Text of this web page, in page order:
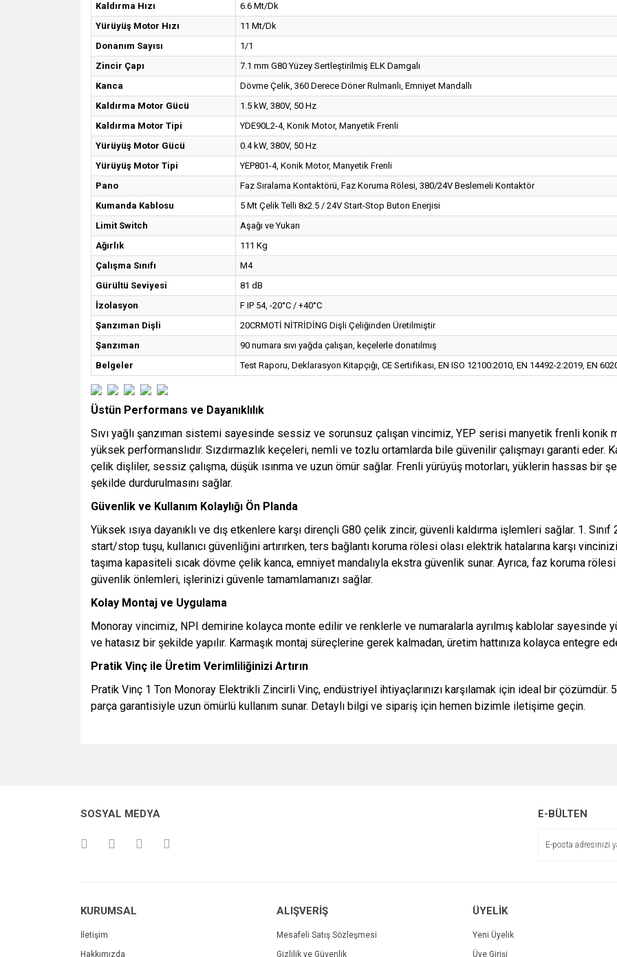
Kaldırma Hızı
6.6 Mt/Dk
Yürüyüş Motor Hızı
11 Mt/Dk
Donanım Sayısı
1/1
Zincir Çapı
7.1 mm G80 Yüzey Sertleştirilmiş ELK Damgalı
Kanca
Dövme Çelik, 360 Derece Döner Rulmanlı, Emniyet Mandallı
Kaldırma Motor Gücü
1.5 kW, 380V, 50 Hz
Kaldırma Motor Tipi
YDE90L2-4, Konik Motor, Manyetik Frenli
Yürüyüş Motor Gücü
0.4 kW, 380V, 50 Hz
Yürüyüş Motor Tipi
YEP801-4, Konik Motor, Manyetik Frenli
Pano
Faz Sıralama Kontaktörü, Faz Koruma Rölesi, 380/24V Beslemeli Kontaktör
Kumanda Kablosu
5 Mt Çelik Telli 8x2.5 / 24V Start-Stop Buton Enerjisi
Limit Switch
Aşağı ve Yukarı
Ağırlık
111 Kg
Çalışma Sınıfı
M4
Gürültü Seviyesi
81 dB
İzolasyon
F IP 54, -20°C / +40°C
Şanzıman Dişli
20CRMOTİ NİTRİDİNG Dişli Çeliğinden Üretilmiştir
Şanzıman
90 numara sıvı yağda çalışan, keçelerle donatılmış
Belgeler
Test Raporu, Deklarasyon Kitapçığı, CE Sertifikası, EN ISO 12100:2010, EN 14492-2:2019, EN
Üstün Performans ve Dayanıklılık
Sıvı yağlı şanzıman sistemi sayesinde sessiz ve sorunsuz çalışan vincimiz, YEP serisi manyetik frenli konik
yüksek performanslıdır. Sızdırmazlık keçeleri, nemli ve tozlu ortamlarda bile güvenilir çalışmayı garanti eder.
çelik dişliler, sessiz çalışma, düşük ısınma ve uzun ömür sağlar. Frenli yürüyüş motorları, yüklerin hassas bir
şekilde durdurulmasını sağlar.
Güvenlik ve Kullanım Kolaylığı Ön Planda
Yüksek ısıya dayanıklı ve dış etkenlere karşı dirençli G80 çelik zincir, güvenli kaldırma işlemleri sağlar. 1.
start/stop tuşu, kullanıcı güvenliğini artırırken, ters bağlantı koruma rölesi olası elektrik hatalarına karşı
taşıma kapasiteli sıcak dövme çelik kanca, emniyet mandalıyla ekstra güvenlik sunar. Ayrıca, faz koruma
güvenlik önlemleri, işlerinizi güvenle tamamlamanızı sağlar.
Kolay Montaj ve Uygulama
Monoray vincimiz, NPI demirine kolayca monte edilir ve renklerle ve numaralarla ayrılmış kablolar sayesinde
ve hatasız bir şekilde yapılır. Karmaşık montaj süreçlerine gerek kalmadan, üretim hattınıza kolayca entegre
Pratik Vinç ile Üretim Verimliliğinizi Artırın
Pratik Vinç 1 Ton Monoray Elektrikli Zincirli Vinç, endüstriyel ihtiyaçlarınızı karşılamak için ideal bir çözümdür.
parça garantisiyle uzun ömürlü kullanım sunar. Detaylı bilgi ve sipariş için hemen bizimle iletişime geçin.
Ürün açıklamasında eksik bilgiler bulunuyor.
SOSYAL MEDYA E-BÜLTEN
KURUMSAL
İletişim
Hakkımızda
ALIŞVERİŞ
Mesafeli Satış Sözleşmesi
Gizlilik ve Güvenlik
ÜYELİK
Yeni Üyelik
Üye Girişi